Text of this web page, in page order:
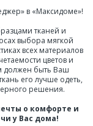
в «Максидоме»!
тканей и
выбора мягкой
всех материалов
цветов и
должен быть Ваш
его лучше одеть,
решения.
о комфорте и
у Вас дома!